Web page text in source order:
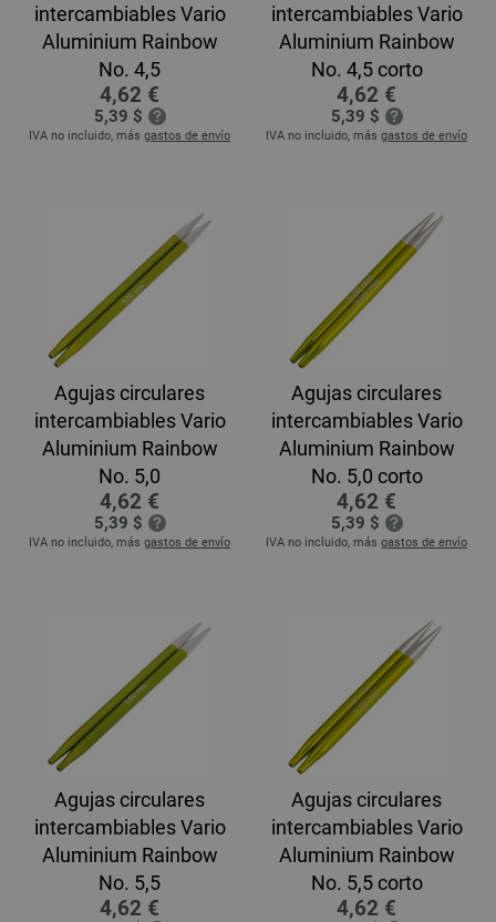
intercambiables Vario
Aluminium Rainbow
No. 4,5
4,62 €
5,39 $
IVA no incluido, más gastos de envío
intercambiables Vario
Aluminium Rainbow
No. 4,5 corto
4,62 €
5,39 $
IVA no incluido, más gastos de envío
Agujas circulares
intercambiables Vario
Aluminium Rainbow
No. 5,0
4,62 €
5,39 $
IVA no incluido, más gastos de envío
Agujas circulares
intercambiables Vario
Aluminium Rainbow
No. 5,0 corto
4,62 €
5,39 $
IVA no incluido, más gastos de envío
Agujas circulares
intercambiables Vario
Aluminium Rainbow
No. 5,5
4,62 €
Agujas circulares
intercambiables Vario
Aluminium Rainbow
No. 5,5 corto
4,62 €